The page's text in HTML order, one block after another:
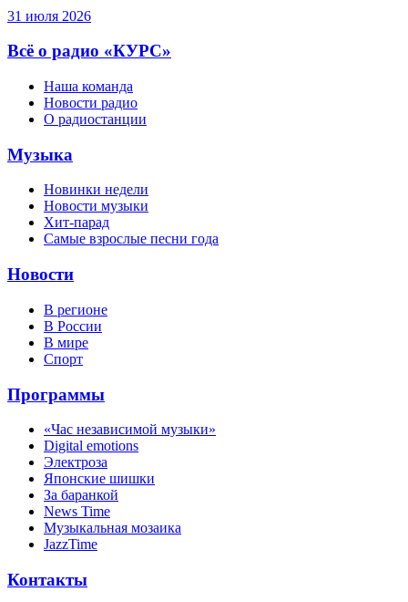
31 июля 2026
Всё о радио «КУРС»
Наша команда
Новости радио
О радиостанции
Музыка
Новинки недели
Новости музыки
Хит-парад
Самые взрослые песни года
Новости
В регионе
В России
В мире
Спорт
Программы
«Час независимой музыки»
Digital emotions
Электроза
Японскиe шишки
За баранкой
News Time
Музыкальная мозаика
JazzTime
Контакты